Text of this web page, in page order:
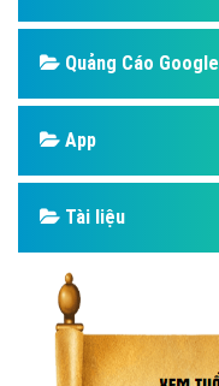
Quảng Cáo Google
App
Tài liệu